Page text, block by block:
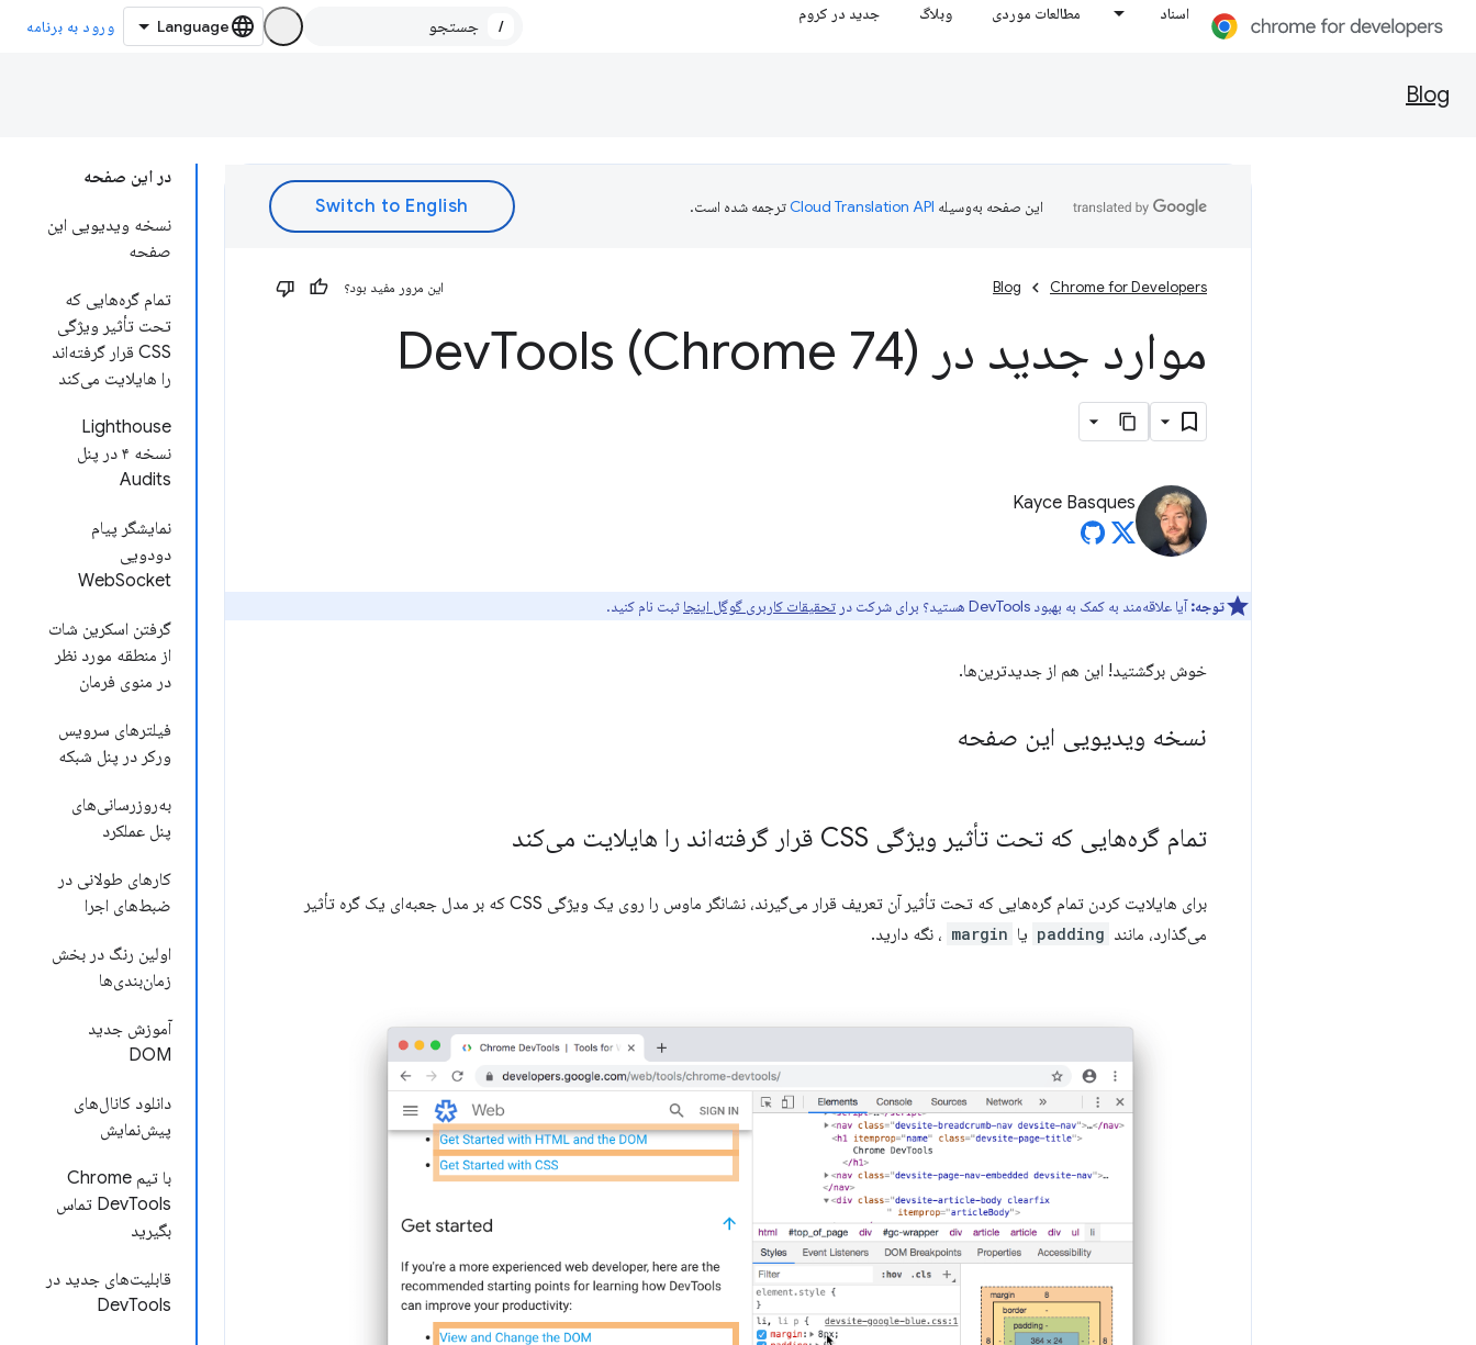
اسناد مطالعات موردی وبلاگ جدید در کروم
/ ورود به برنامه
Blog
در این صفحه
نسخه ویدیویی این
صفحه
تمام گره‌هایی که
تحت تأثیر ویژگی
CSS قرار گرفته‌اند
را هایلایت می‌کند
Lighthouse
نسخه ۴ در پنل
Audits
نمایشگر پیام
دودویی
WebSocket
گرفتن اسکرین شات
از منطقه مورد نظر
در منوی فرمان
فیلترهای سرویس
ورکر در پنل شبکه
به‌روزرسانی‌های
پنل عملکرد
کارهای طولانی در
ضبط‌های اجرا
اولین رنگ در بخش
زمان‌بندی‌ها
آموزش جدید
DOM
دانلود کانال‌های
پیش‌نمایش
با تیم Chrome
DevTools تماس
بگیرید
قابلیت‌های جدید در
DevTools
این صفحه به‌وسیله ترجمه شده است.
Chrome for Developers
Blog این مرور مفید بود؟
موارد جدید در Dev Tools (Chrome 74)
Kayce Basques
توجه:آیا علاقه‌مند به کمک به بهبود DevTools هستید؟ برای شرکت در تحقیقات کاربری گوگل اینجا ثبت نام کنید.
خوش برگشتید! این هم از جدیدترین‌ها.
نسخه ویدیویی این صفحه
تمام گره‌هایی که تحت تأثیر ویژگی CSS قرار گرفته‌اند را هایلایت می‌کند
برای هایلایت کردن تمام گره‌هایی که تحت تأثیر آن تعریف قرار می‌گیرند، نشانگر ماوس را روی یک ویژگی CSS که بر مدل جعبه‌ای یک گره تأثیر
می‌گذارد، مانند padding یا margin ، نگه دارید.